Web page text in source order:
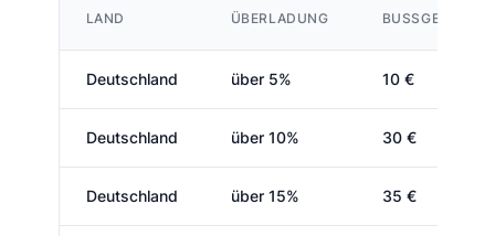
LAND ÜBERLADUNG BUSSGELD
Deutschland über 5% 10 €
Deutschland über 10% 30 €
Deutschland über 15% 35 €